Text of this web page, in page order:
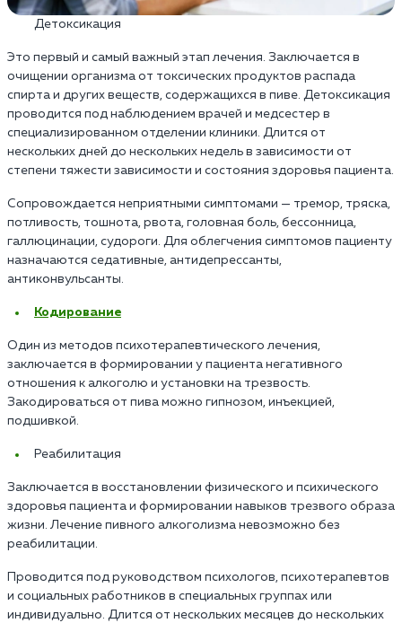
Детоксикация
Это первый и самый важный этап лечения. Заключается в
очищении организма от токсических продуктов распада
спирта и других веществ, содержащихся в пиве. Детоксикация
проводится под наблюдением врачей и медсестер в
специализированном отделении клиники. Длится от
нескольких дней до нескольких недель в зависимости от
степени тяжести зависимости и состояния здоровья пациента.
Сопровождается неприятными симптомами — тремор, тряска,
потливость, тошнота, рвота, головная боль, бессонница,
галлюцинации, судороги. Для облегчения симптомов пациенту
назначаются седативные, антидепрессанты,
антиконвульсанты.
Кодирование
Один из методов психотерапевтического лечения,
заключается в формировании у пациента негативного
отношения к алкоголю и установки на трезвость.
Закодироваться от пива можно гипнозом, инъекцией,
подшивкой.
Реабилитация
Заключается в восстановлении физического и психического
здоровья пациента и формировании навыков трезвого образа
жизни. Лечение пивного алкоголизма невозможно без
реабилитации.
Проводится под руководством психологов, психотерапевтов
и социальных работников в специальных группах или
индивидуально. Длится от нескольких месяцев до нескольких